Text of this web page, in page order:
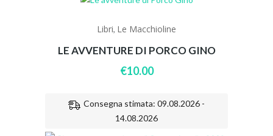
Libri, Le Macchioline
LE AVVENTURE DI PORCO GINO
€10.00
Consegna stimata: 09.08.2026 -
14.08.2026